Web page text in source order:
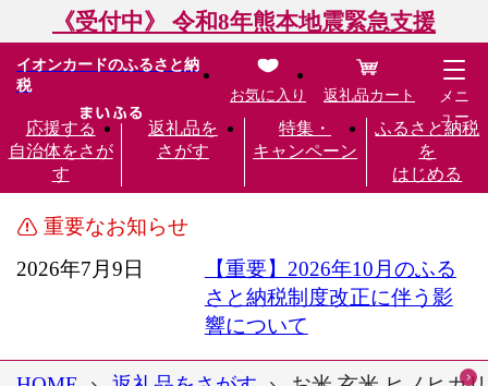
《受付中》 令和8年熊本地震緊急支援
イオンカードのふるさと納
税
応援する
自治体をさが
す
返礼品を
さがす
特集・
キャンペーン
ふるさと納税
を
はじめる
お気に入り 返礼品カート
メニ
ュー
重要なお知らせ
2026年7月9日
【重要】2026年10月のふる
さと納税制度改正に伴う影
響について